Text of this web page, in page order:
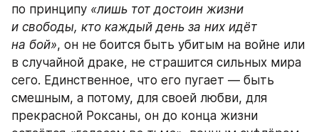
по принципу «лишь тот достоин жизни
и свободы, кто каждый день за них идёт
на бой», он не боится быть убитым на войне или
в случайной драке, не страшится сильных мира
сего. Единственное, что его пугает — быть
смешным, а потому, для своей любви, для
прекрасной Роксаны, он до конца жизни